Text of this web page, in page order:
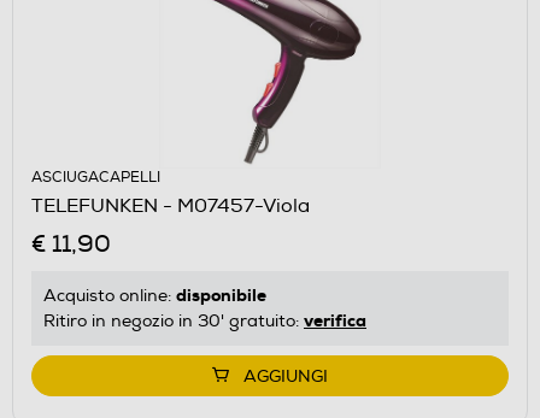
ASCIUGACAPELLI
TELEFUNKEN - M07457-Viola
€ 11,90
Acquisto online: disponibile
Ritiro in negozio in 30' gratuito: verifica
AGGIUNGI